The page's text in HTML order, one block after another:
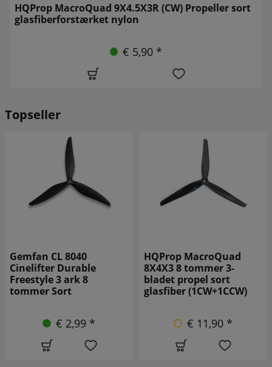
HQProp MacroQuad 9X4.5X3R (CW) Propeller sort
glasfiberforstærket nylon
€ 5,90 *
Topseller
HQProp MacroQuad
8X4X3 8 tommer 3-
bladet propel sort
glasfiber (1CW+1CCW)
€ 11,90 *
Gemfan 1050W-3 10
tommer 3-bladet propel,
sort (1CW+1CCW)